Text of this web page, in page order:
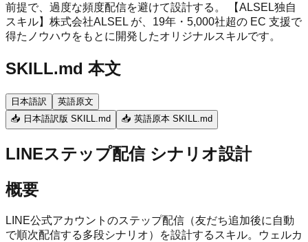
前提で、過度な頻度配信を避けて設計する。 【ALSEL独自
スキル】株式会社ALSEL が、19年・5,000社超の EC 支援で
得たノウハウをもとに開発したオリジナルスキルです。
SKILL.md 本文
日本語訳
英語原文
📥 日本語訳版 SKILL.md
📥 英語原本 SKILL.md
LINEステップ配信 シナリオ設計
概要
LINE公式アカウントのステップ配信（友だち追加後に自動
で順次配信する多段シナリオ）を設計するスキル。ウェルカ